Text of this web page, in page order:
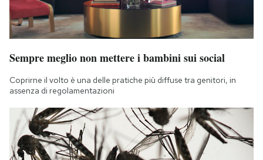
Sempre meglio non mettere i bambini sui social
Coprirne il volto è una delle pratiche più diffuse tra genitori, in
assenza di regolamentazioni